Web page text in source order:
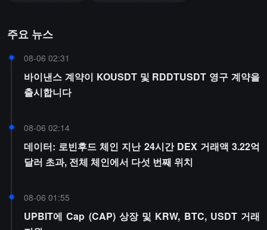
주요 뉴스
08-06 02:31
바이낸스 계약이 KOUSDT 및 RDDTUSDT 영구 계약을
출시합니다
08-06 02:14
데이터: 로빈후드 체인 지난 24시간 DEX 거래액 3.22억
달러 초과, 전체 체인에서 다섯 번째 위치
08-06 01:55
UPBIT에 Cap (CAP) 상장 및 KRW, BTC, USDT 거래